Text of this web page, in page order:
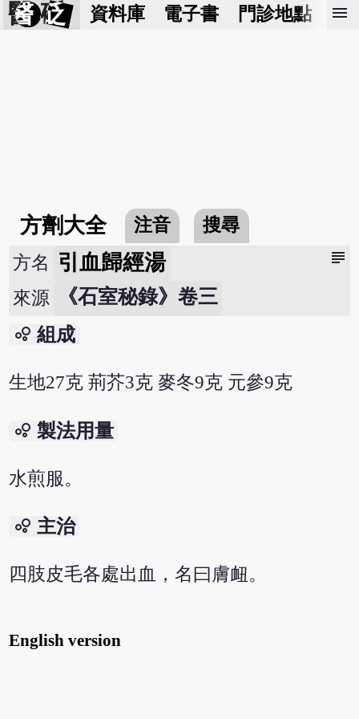
醫 砭 資料庫 電子書 門診地點 預
menu
方劑大全 注音 搜尋
subject
方名 引血歸經湯
來源 《石室秘錄》卷三
bubble_chart 組成
生地27克 荊芥3克 麥冬9克 元參9克
bubble_chart 製法用量
水煎服。
bubble_chart 主治
四肢皮毛各處出血，名曰膚衄。
English version